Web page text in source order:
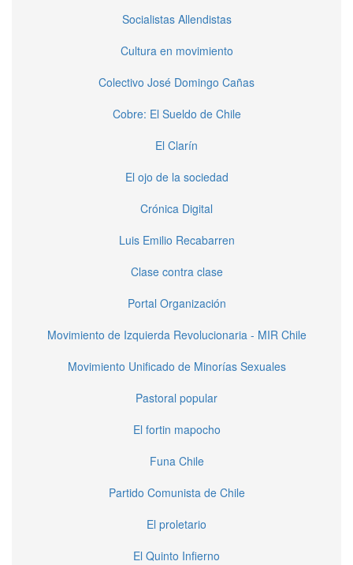
Socialistas Allendistas
Cultura en movimiento
Colectivo José Domingo Cañas
Cobre: El Sueldo de Chile
El Clarín
El ojo de la sociedad
Crónica Digital
Luis Emilio Recabarren
Clase contra clase
Portal Organización
Movimiento de Izquierda Revolucionaria - MIR Chile
Movimiento Unificado de Minorías Sexuales
Pastoral popular
El fortin mapocho
Funa Chile
Partido Comunista de Chile
El proletario
El Quinto Infierno